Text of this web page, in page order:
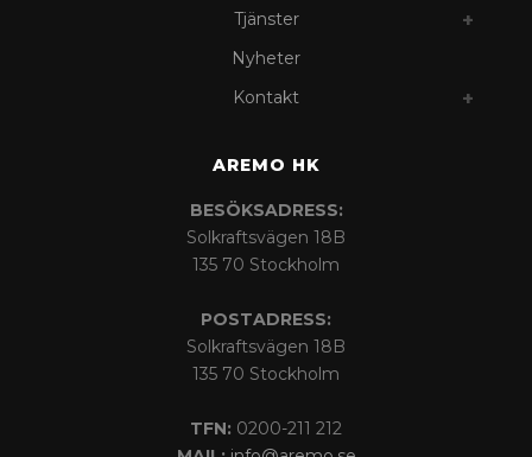
Tjänster
Nyheter
Kontakt
AREMO HK
BESÖKSADRESS:
Solkraftsvägen 18B
135 70 Stockholm
POSTADRESS:
Solkraftsvägen 18B
135 70 Stockholm
TFN: 0200-211 212